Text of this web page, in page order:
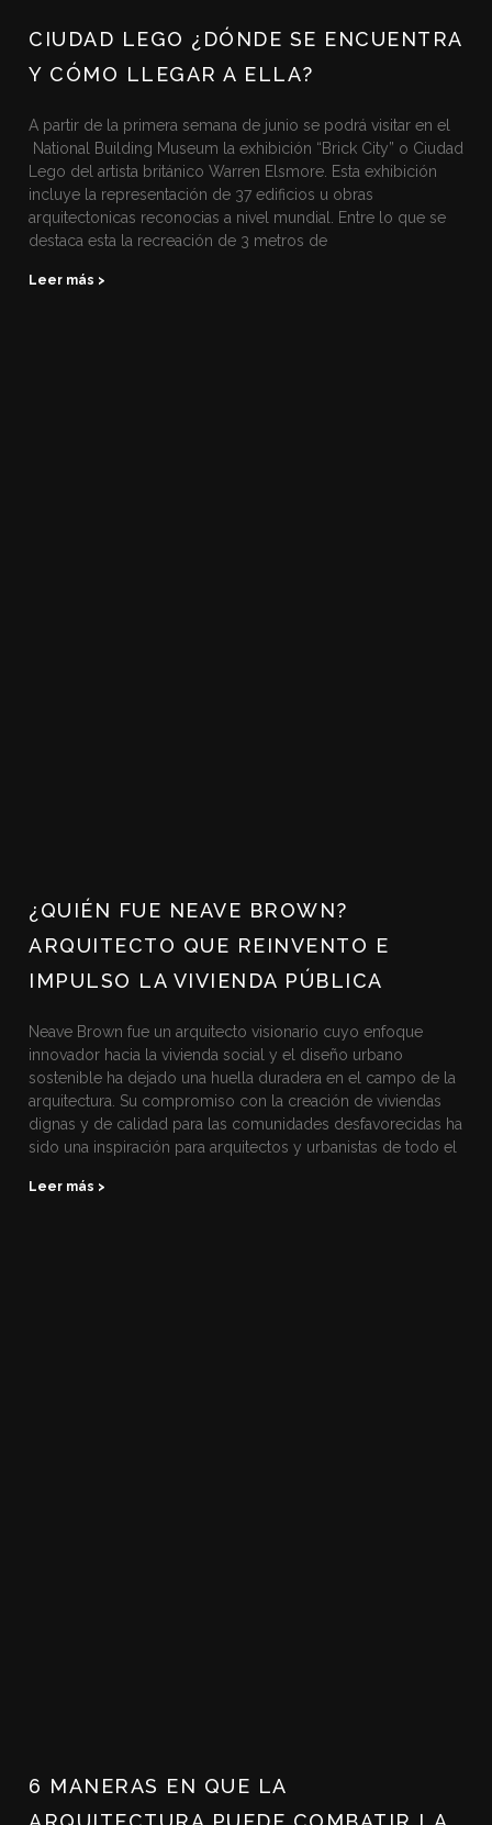
CIUDAD LEGO ¿DÓNDE SE ENCUENTRA
Y CÓMO LLEGAR A ELLA?
A partir de la primera semana de junio se podrá visitar en el
National Building Museum la exhibición “Brick City” o Ciudad
Lego del artista británico Warren Elsmore. Esta exhibición
incluye la representación de 37 edificios u obras
arquitectonicas reconocias a nivel mundial. Entre lo que se
destaca esta la recreación de 3 metros de
Leer más >
¿QUIÉN FUE NEAVE BROWN?
ARQUITECTO QUE REINVENTO E
IMPULSO LA VIVIENDA PÚBLICA
Neave Brown fue un arquitecto visionario cuyo enfoque
innovador hacia la vivienda social y el diseño urbano
sostenible ha dejado una huella duradera en el campo de la
arquitectura. Su compromiso con la creación de viviendas
dignas y de calidad para las comunidades desfavorecidas ha
sido una inspiración para arquitectos y urbanistas de todo el
Leer más >
6 MANERAS EN QUE LA